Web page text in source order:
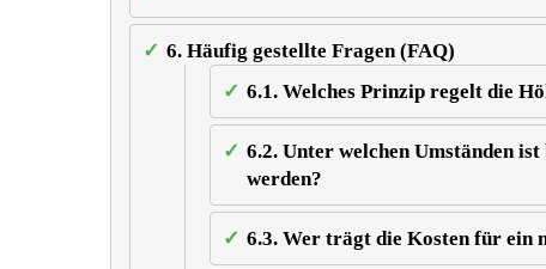
6. Häufig gestellte Fragen (FAQ)
6.1. Welches Prinzip regelt die
6.2. Unter welchen Umständen
werden?
6.3. Wer trägt die Kosten für ein